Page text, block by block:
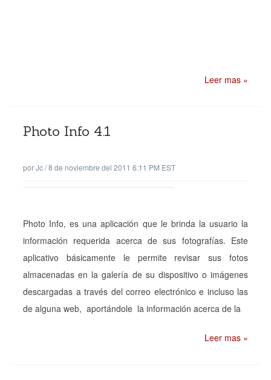
Leer mas »
Photo Info 4.1
porJc/8 de noviembre del 2011 6:11 PM EST
Photo Info, es una aplicación que le brinda la usuario la
información requerida acerca de sus fotografías. Este
aplicativo básicamente le permite revisar sus fotos
almacenadas en la galería de su dispositivo o imágenes
descargadas a través del correo electrónico e incluso las
de alguna web, aportándole la información acerca de la
Leer mas »